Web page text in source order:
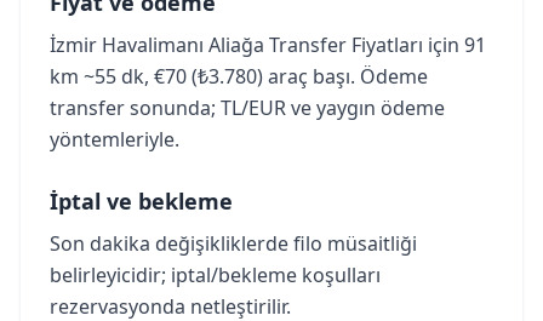
İzmir Havalimanı Aliağa Transfer Fiyatları için 91
km ~55 dk, €70 (₺3.780) araç başı. Ödeme
transfer sonunda; TL/EUR ve yaygın ödeme
yöntemleriyle.
İptal ve bekleme
Son dakika değişikliklerde filo müsaitliği
belirleyicidir; iptal/bekleme koşulları
rezervasyonda netleştirilir.